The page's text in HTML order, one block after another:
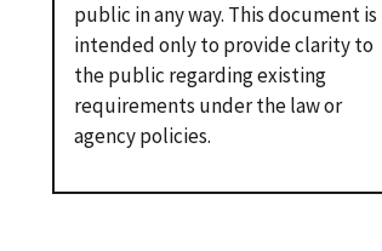
public in any way. This document is
intended only to provide clarity to
the public regarding existing
requirements under the law or
agency policies.